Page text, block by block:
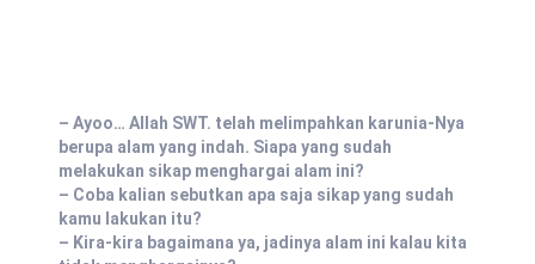
– Ayoo… Allah SWT. telah melimpahkan karunia-Nya
berupa alam yang indah. Siapa yang sudah
melakukan sikap menghargai alam ini?
– Coba kalian sebutkan apa saja sikap yang sudah
kamu lakukan itu?
– Kira-kira bagaimana ya, jadinya alam ini kalau kita